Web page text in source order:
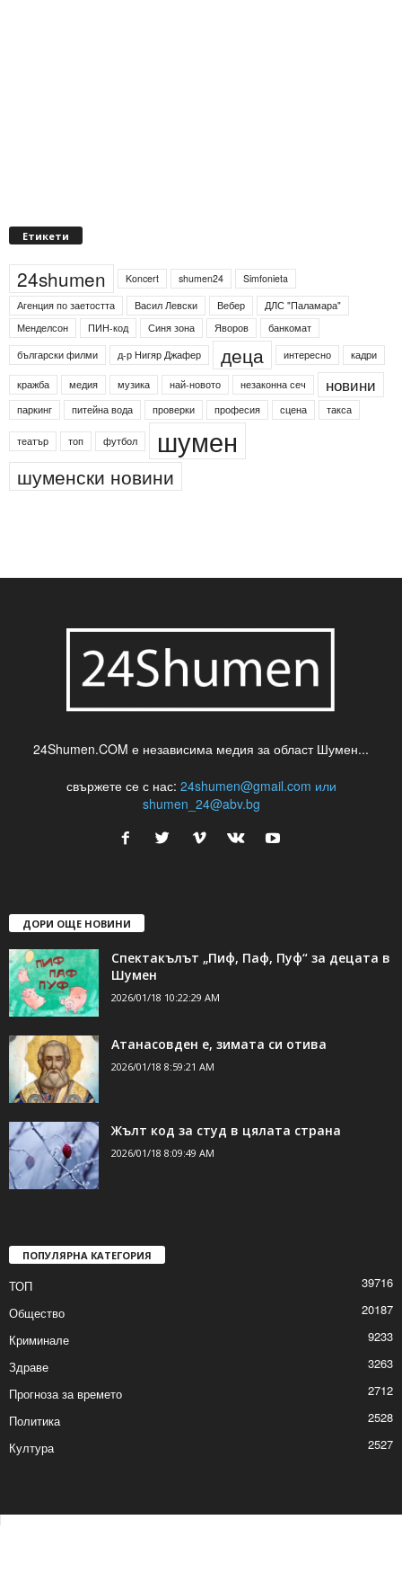
Етикети
24shumen Koncert shumen24
Simfonieta
Агенция по заетостта
Васил Левски Вебер
ДЛС "Паламара"
Менделсон
ПИН-код Синя зона Яворов
банкомат
български филми
д-р Нигяр Джафер деца интересно кадри
кражба медия музика най-новото незаконна сеч новини
паркинг питейна вода проверки професия сцена такса
театър топ футбол шумен
шуменски новини
24Shumen.COM е независима медия за област Шумен...
свържете се с нас: 24shumen@gmail.com или
shumen_24@abv.bg
ДОРИ ОЩЕ НОВИНИ
Спектакълът „Пиф, Паф, Пуф“ за децата в
Шумен
2026/01/18 10:22:29 AM
Атанасовден е, зимата си отива
2026/01/18 8:59:21 AM
Жълт код за студ в цялата страна
2026/01/18 8:09:49 AM
ПОПУЛЯРНА КАТЕГОРИЯ
ТОП
39716
Общество
20187
Криминале
9233
Здраве
3263
Прогноза за времето
2712
Политика
2528
Култура
2527